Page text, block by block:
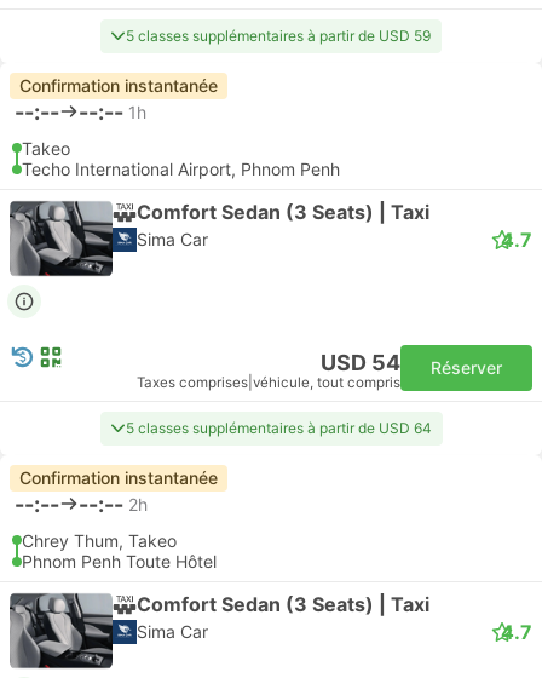
5 classes supplémentaires à partir de USD 59
Confirmation instantanée
--:-- --:-- 1h
Takeo
Techo International Airport, Phnom Penh
Comfort Sedan (3 Seats) | Taxi
Sima Car 4.7
USD 54
Taxes comprises véhicule, tout compris
Réserver
5 classes supplémentaires à partir de USD 64
Confirmation instantanée
--:-- --:-- 2h
Chrey Thum, Takeo
Phnom Penh Toute Hôtel
Comfort Sedan (3 Seats) | Taxi
Sima Car 4.7